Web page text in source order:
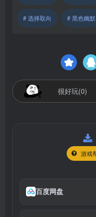
# 选择取向 # 黑色幽默
很好玩(0)
游戏
百度网盘